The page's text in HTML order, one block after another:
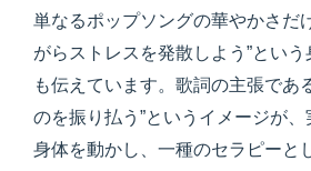
単なるポップソングの華やかさだ
がらストレスを発散しよう”とい
も伝えています。歌詞の主張であ
のを振り払う”というイメージが
身体を動かし、一種のセラピーと